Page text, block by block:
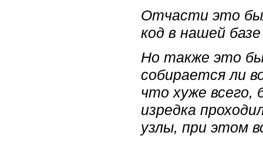
Отчасти это
код в нашей
Но также это
собирается ли
что хуже
изредка
узлы, при этом